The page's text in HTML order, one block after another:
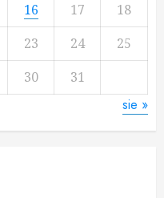
16 17
18
23 24
25
30 31
sie »